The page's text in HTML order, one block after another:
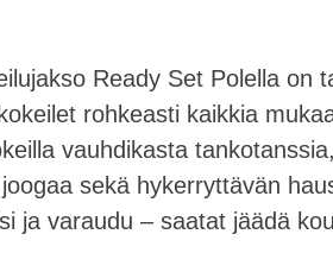
Ready Set Polella on
rohkeasti kaikkia
vauhdikasta
sekä hykerryttävän
ja varaudu – saatat jäädä